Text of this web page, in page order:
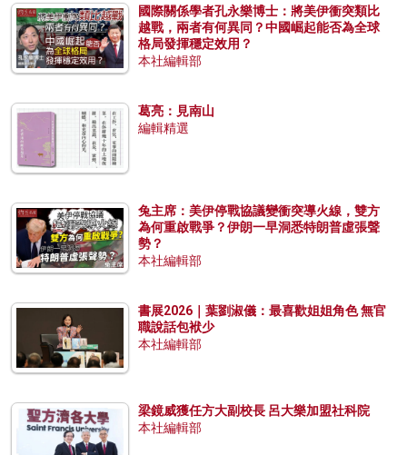
國際關係學者孔永樂博士：將美伊衝突類比
越戰，兩者有何異同？中國崛起能否為全球
格局發揮穩定效用？
本社編輯部
葛亮：見南山
編輯精選
兔主席：美伊停戰協議變衝突導火線，雙方
為何重啟戰爭？伊朗一早洞悉特朗普虛張聲
勢？
本社編輯部
書展2026｜葉劉淑儀：最喜歡姐姐角色 無官
職說話包袱少
本社編輯部
梁鏡威獲任方大副校長 呂大樂加盟社科院
本社編輯部